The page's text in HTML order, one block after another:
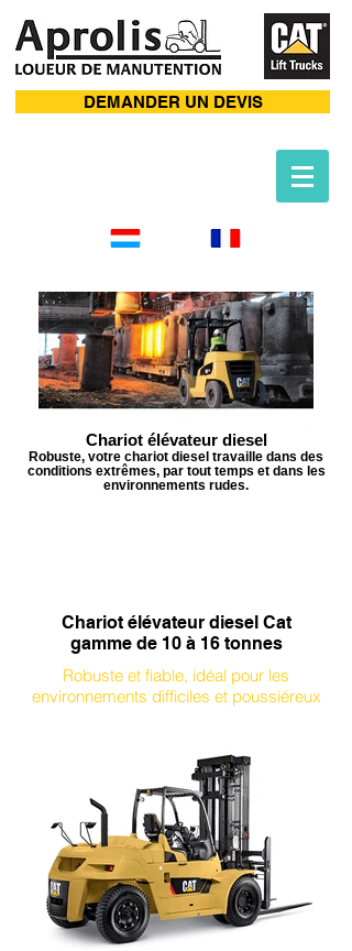
DEMANDER UN DEVIS
Chariot élévateur diesel
Robuste, votre chariot diesel travaille dans des
conditions extrêmes, par tout temps et dans les
environnements rudes.
Chariot élévateur diesel Cat
gamme de 10 à 16 tonnes
Robuste et fiable, idéal pour les
environnements difficiles et poussiéreux